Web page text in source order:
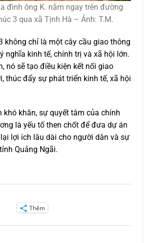
đình ông K. nằm ngay trên đường
3 qua xã Tịnh Hà – Ảnh: T.M.
không chỉ là một cây cầu giao thông
nghĩa kinh tế, chính trị và xã hội lớn.
nó sẽ tạo điều kiện kết nối giao
thúc đẩy sự phát triển kinh tế, xã hội
khó khăn, sự quyết tâm của chính
là yếu tố then chốt để đưa dự án
lợi ích lâu dài cho người dân và sự
Quảng Ngãi.
Thêm